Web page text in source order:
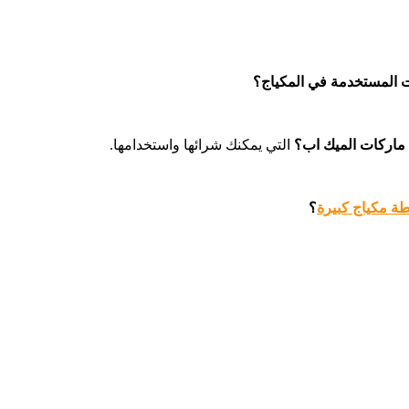
المستخدمة في المكياج؟
ماركات الميك اب؟ التي يمكنك شرائها واستخدامها.
مكياج كبيرة؟